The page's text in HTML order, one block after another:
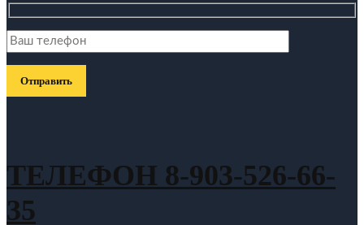
ТЕЛЕФОН 8-903-526-66-
35